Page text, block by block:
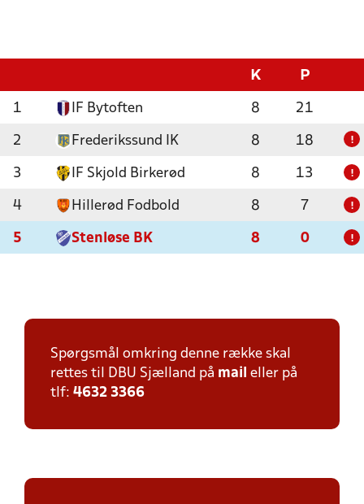
K P
1 IF Bytoften 8 21
2 Frederikssund IK 8 18 !
3 IF Skjold Birkerød 8 13 !
4 Hillerød Fodbold 8 7 !
5 Stenløse BK 8 0 !
Spørgsmål omkring denne række skal
rettes til DBU Sjælland på mail eller på
tlf: 4632 3366